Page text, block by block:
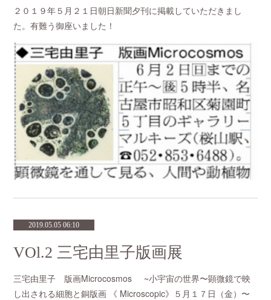
２０１９年５月２１日朝日新聞夕刊に掲載していただきまし
た。有難う御座いました！
2019.05.05 06:10
VOl.2 三宅由里子版画展
三宅由里子 版画Microcosmos ~小宇宙の世界〜顕微鏡で映
し出される細胞と銅版画 《 Microscopic》５月１７日（金）〜